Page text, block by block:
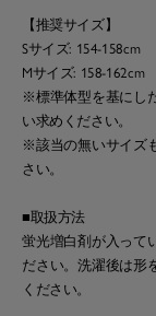
【推奨サイズ】
Sサイズ: 154-158cm
Mサイズ: 158-162cm
※標準体型を基にし
い求めください。
※該当の無いサイズ
さい。
■取扱方法
蛍光増白剤が入って
ださい。洗濯後は形
ください。